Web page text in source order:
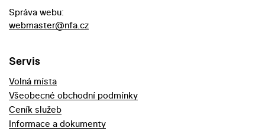
Správa webu:
webmaster@nfa.cz
Servis
Volná místa
Všeobecné obchodní podmínky
Ceník služeb
Informace a dokumenty